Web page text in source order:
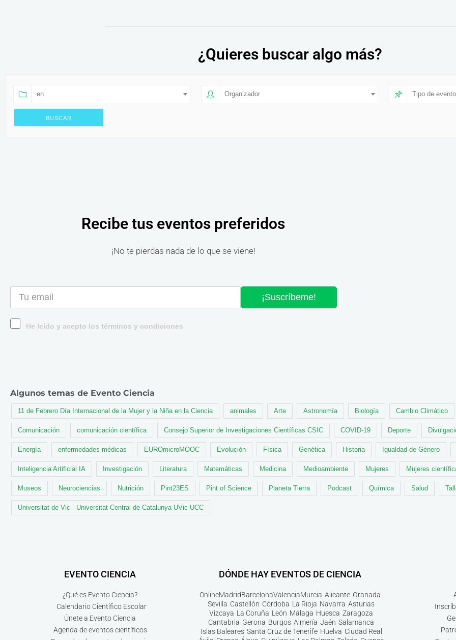
¿Quieres buscar algo más?
en Organizador Tipo de evento
Recibe tus eventos preferidos
¡No te pierdas nada de lo que se viene!
¡Suscríbeme!
He leído y acepto los términos y condiciones
Algunos temas de Evento Ciencia
11 de Febrero Día Internacional de la Mujer y la Niña en la Ciencia animales Arte Astronomía Biología Cambio Climático
Comunicación comunicación científica Consejo Superior de Investigaciones Científicas CSIC COVID-19 Deporte
Energía enfermedades médicas EUROmicroMOOC Evolución Física Genética Historia Igualdad de Género
Inteligencia Artificial IA Investigación Literatura Matemáticas Medicina Medioambiente Mujeres Mujeres
Museos Neurociencias Nutrición Pint23ES Pint of Science Planeta Tierra Podcast Química Salud
Universitat de Vic - Universitat Central de Catalunya UVic-UCC
EVENTO CIENCIA
¿Qué es Evento Ciencia?
Calendario Científico Escolar
Únete a Evento Ciencia
Agenda de eventos científicos
DÓNDE HAY EVENTOS DE CIENCIA
OnlineMadridBarcelonaValenciaMurcia Alicante Granada
Sevilla Castellón Córdoba La Rioja Navarra Asturias
Vizcaya La Coruña León Málaga Huesca Zaragoza
Cantabria Gerona Burgos Almería Jaén Salamanca
Islas Baleares Santa Cruz de Tenerife Huelva Ciudad Real